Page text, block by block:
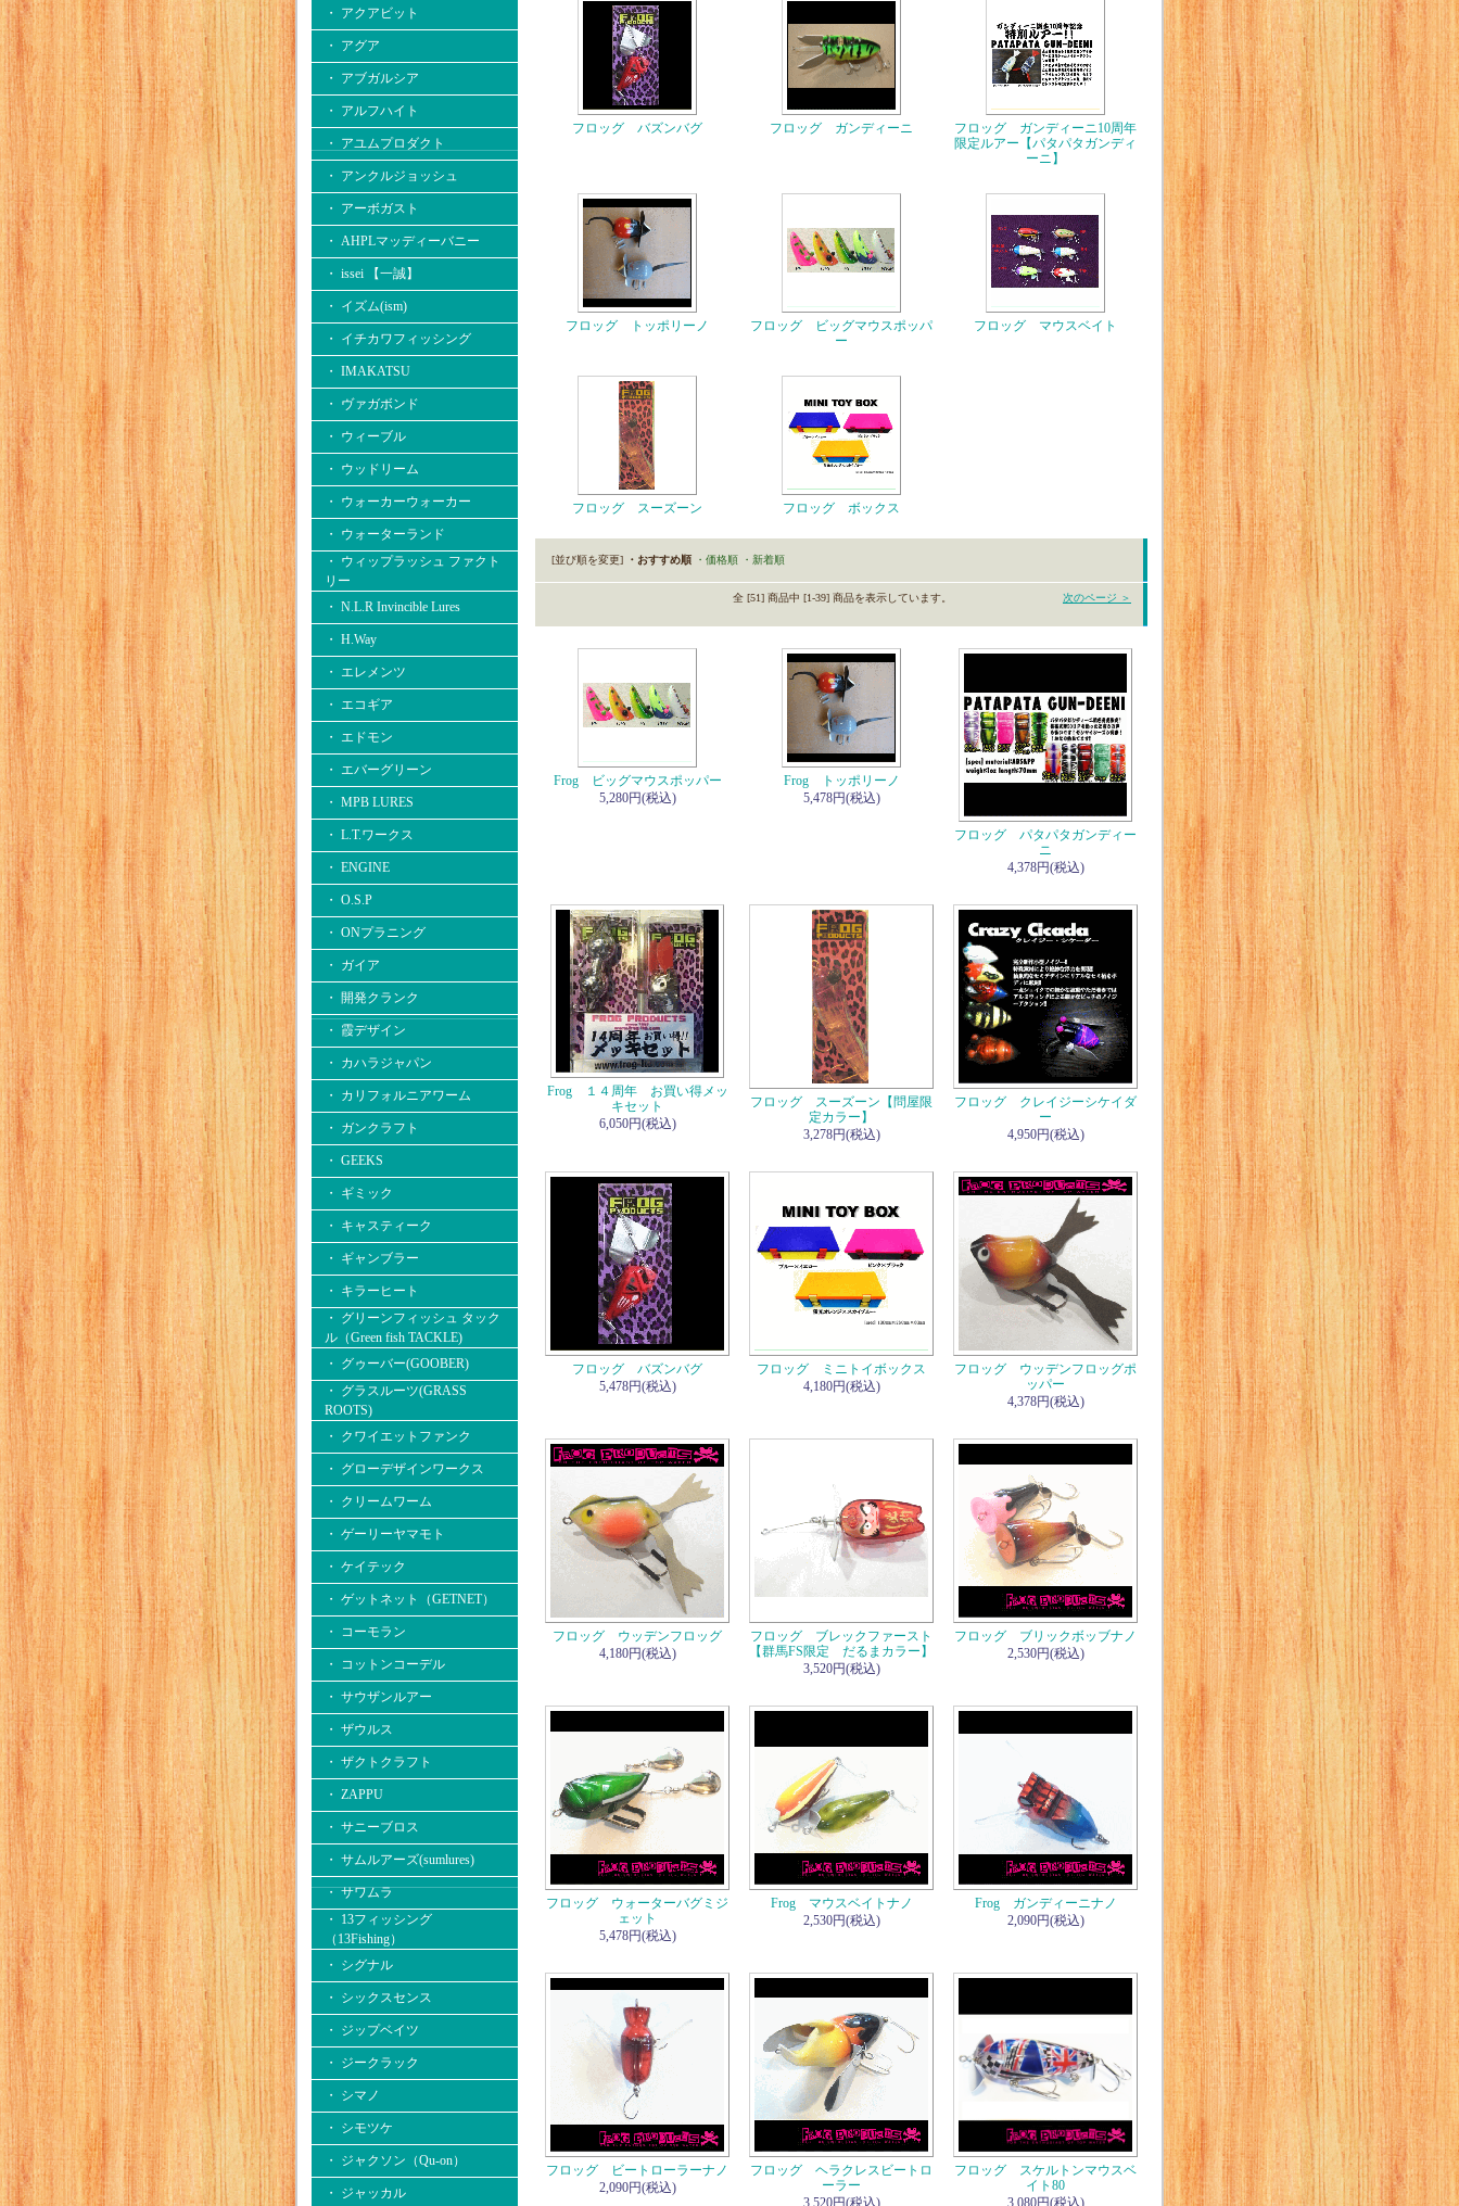
・ アクアビット
・ アグア
・ アブガルシア
・ アルフハイト
・ アユムプロダクト
・ アンクルジョッシュ
・ アーボガスト
・ AHPLマッディーバニー
・ issei 【一誠】
・ イズム(ism)
・ イチカワフィッシング
・ IMAKATSU
・ ヴァガボンド
・ ウィーブル
・ ウッドリーム
・ ウォーカーウォーカー
・ ウォーターランド
・ ウィップラッシュ ファクト
リー
・ N.L.R Invincible Lures
・ H.Way
・ エレメンツ
・ エコギア
・ エドモン
・ エバーグリーン
・ MPB LURES
・ L.T.ワークス
・ ENGINE
・ O.S.P
・ ONプラニング
・ ガイア
・ 開発クランク
・ 霞デザイン
・ カハラジャパン
・ カリフォルニアワーム
・ ガンクラフト
・ GEEKS
・ ギミック
・ キャスティーク
・ ギャンブラー
・ キラーヒート
・ グリーンフィッシュ タック
ル（Green fish TACKLE)
・ グゥーバー(GOOBER)
・ グラスルーツ(GRASS
ROOTS)
・ クワイエットファンク
・ グローデザインワークス
・ クリームワーム
・ ゲーリーヤマモト
・ ケイテック
・ ゲットネット（GETNET）
・ コーモラン
・ コットンコーデル
・ サウザンルアー
・ ザウルス
・ ザクトクラフト
・ ZAPPU
・ サニーブロス
・ サムルアーズ(sumlures)
・ サワムラ
・ 13フィッシング
（13Fishing）
・ シグナル
・ シックスセンス
・ ジップベイツ
・ ジークラック
・ シマノ
・ シモツケ
・ ジャクソン（Qu-on）
・ ジャッカル
フロッグ バズンバグ フロッグ ガンディーニ
フロッグ ガンディーニ10周年
限定ルアー【パタパタガンディ
ーニ】
フロッグ トッポリーノ
フロッグ ビッグマウスポッパ
ー
フロッグ マウスベイト
フロッグ スーズーン フロッグ ボックス
[並び順を変更] ・おすすめ順 ・価格順 ・新着順
全 [51] 商品中 [1-39] 商品を表示しています。 次のページ ＞
Frog ビッグマウスポッパー
5,280円(税込)
Frog トッポリーノ
5,478円(税込)
フロッグ パタパタガンディー
ニ
4,378円(税込)
Frog １４周年 お買い得メッ
キセット
6,050円(税込)
フロッグ スーズーン【問屋限
定カラー】
3,278円(税込)
フロッグ クレイジーシケイダ
ー
4,950円(税込)
フロッグ バズンバグ
5,478円(税込)
フロッグ ミニトイボックス
4,180円(税込)
フロッグ ウッデンフロッグポ
ッパー
4,378円(税込)
フロッグ ウッデンフロッグ
4,180円(税込)
フロッグ ブレックファースト
【群馬FS限定 だるまカラー】
3,520円(税込)
フロッグ ブリックボッブナノ
2,530円(税込)
フロッグ ウォーターバグミジ
ェット
5,478円(税込)
Frog マウスベイトナノ
2,530円(税込)
Frog ガンディーニナノ
2,090円(税込)
フロッグ ビートローラーナノ
2,090円(税込)
フロッグ ヘラクレスビートロ
ーラー
3,520円(税込)
フロッグ スケルトンマウスベ
イト80
3,080円(税込)